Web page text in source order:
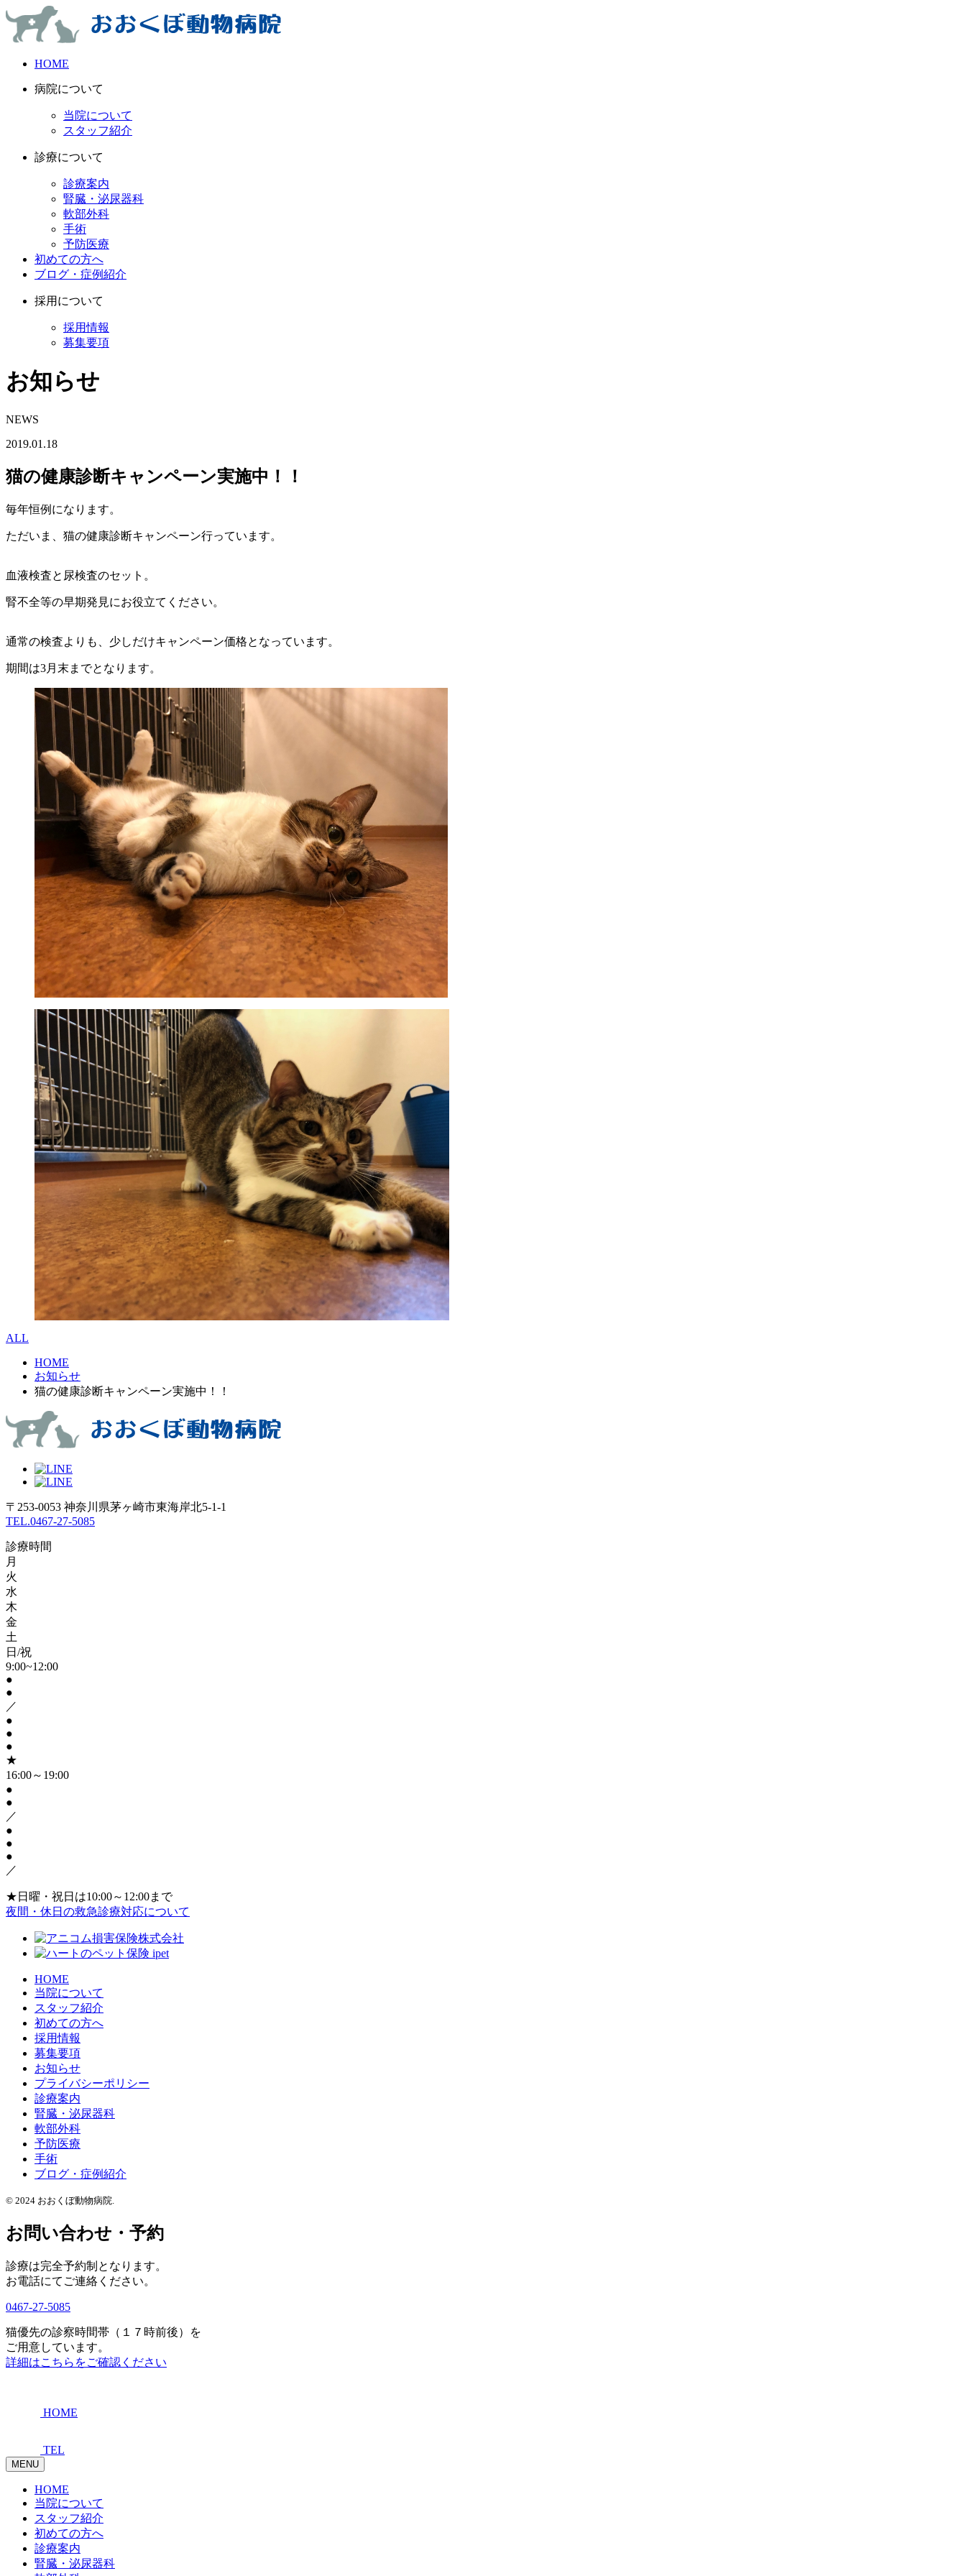
HOME
病院について
当院について
スタッフ紹介
診療について
診療案内
腎臓・泌尿器科
軟部外科
手術
予防医療
初めての方へ
ブログ・症例紹介
採用について
採用情報
募集要項
お知らせ
NEWS
2019.01.18
猫の健康診断キャンペーン実施中！！
毎年恒例になります。
ただいま、猫の健康診断キャンペーン行っています。
血液検査と尿検査のセット。
腎不全等の早期発見にお役立てください。
通常の検査よりも、少しだけキャンペーン価格となっています。
期間は3月末までとなります。
ALL
HOME
お知らせ
猫の健康診断キャンペーン実施中！！
〒253-0053 神奈川県茅ヶ崎市東海岸北5-1-1
TEL.0467-27-5085
診療時間
月
火
水
木
金
土
日/祝
9:00~12:00
●
●
／
●
●
●
★
16:00～19:00
●
●
／
●
●
●
／
★日曜・祝日は10:00～12:00まで
夜間・休日の救急診療対応について
HOME
当院について
スタッフ紹介
初めての方へ
採用情報
募集要項
お知らせ
プライバシーポリシー
診療案内
腎臓・泌尿器科
軟部外科
予防医療
手術
ブログ・症例紹介
© 2024 おおくぼ動物病院.
お問い合わせ・予約
診療は完全予約制となります。
お電話にてご連絡ください。
0467-27-5085
猫優先の診察時間帯（１７時前後）を
ご用意しています。
詳細はこちらをご確認ください
HOME
TEL
MENU
HOME
当院について
スタッフ紹介
初めての方へ
診療案内
腎臓・泌尿器科